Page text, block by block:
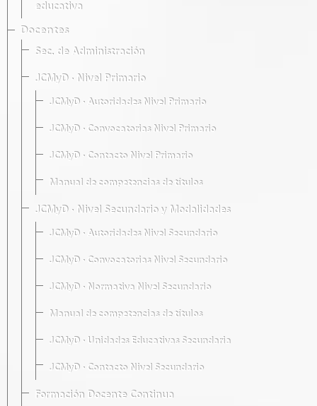
educativa
Docentes
Sec. de Administración
JCMyD · Nivel Primario
JCMyD · Autoridades Nivel Primario
JCMyD · Convocatorias Nivel Primario
JCMyD · Contacto Nivel Primario
Manual de competencias de títulos
JCMyD · Nivel Secundario y Modalidades
JCMyD · Autoridades Nivel Secundario
JCMyD · Convocatorias Nivel Secundario
JCMyD · Normativa Nivel Secundario
Manual de competencias de títulos
JCMyD · Unidades Educativas Secundaria
JCMyD · Contacto Nivel Secundario
Formación Docente Continua